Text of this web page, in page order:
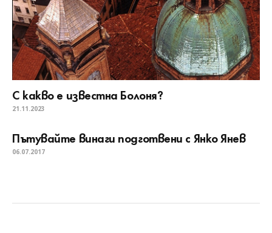
С какво е известна Болоня?
21.11.2023
Пътувайте винаги подготвени с Янко Янев
06.07.2017